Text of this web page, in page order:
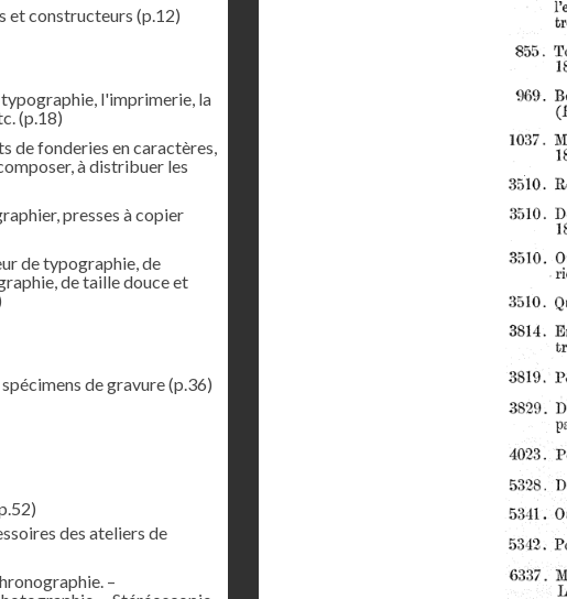
et constructeurs (p.12)
l'imprimerie, la
(p.18)
de fonderies en caractères,
à distribuer les
presses à copier
de typographie, de
de taille douce et
de gravure(p.36)
des ateliers de
–